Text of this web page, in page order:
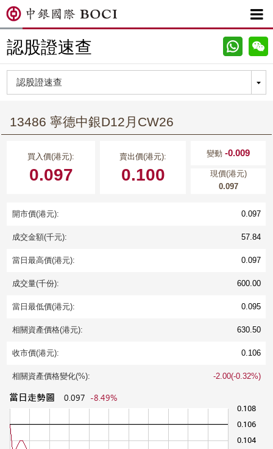

認股證速查
13486 寧德中銀D12月CW26
買入價(港元):
0.097
賣出價(港元):
0.100
變動-0.009
現價(港元)
0.097
開市價(港元): 0.097
成交金額(千元): 57.84
當日最高價(港元): 0.097
成交量(千份): 600.00
當日最低價(港元): 0.095
相關資產價格(港元): 630.50
收市價(港元): 0.106
相關資產價格變化(%): -2.00(-0.32%)